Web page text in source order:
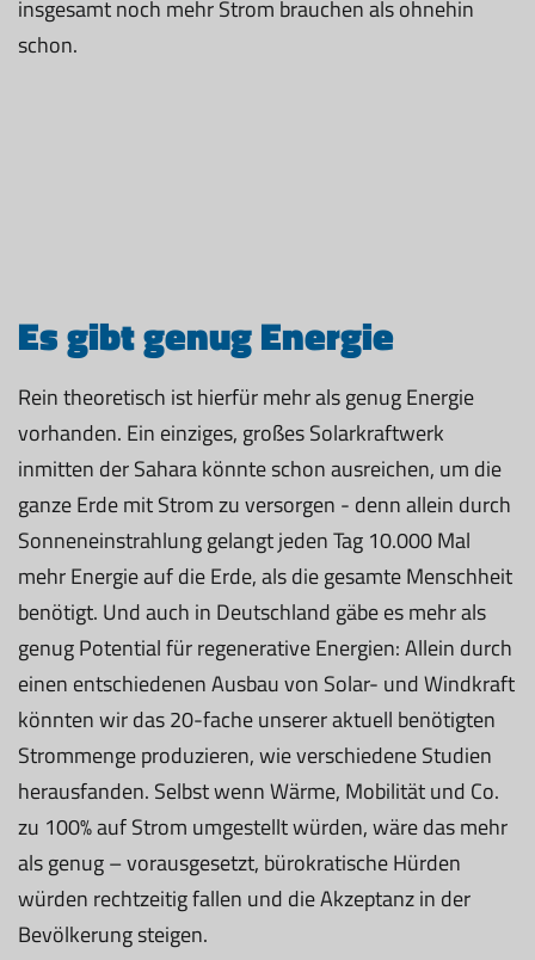
insgesamt noch mehr Strom brauchen als ohnehin
schon.
Es gibt genug Energie
Rein theoretisch ist hierfür mehr als genug Energie
vorhanden. Ein einziges, großes Solarkraftwerk
inmitten der Sahara könnte schon ausreichen, um die
ganze Erde mit Strom zu versorgen - denn allein durch
Sonneneinstrahlung gelangt jeden Tag 10.000 Mal
mehr Energie auf die Erde, als die gesamte Menschheit
benötigt. Und auch in Deutschland gäbe es mehr als
genug Potential für regenerative Energien: Allein durch
einen entschiedenen Ausbau von Solar- und Windkraft
könnten wir das 20-fache unserer aktuell benötigten
Strommenge produzieren, wie verschiedene Studien
herausfanden. Selbst wenn Wärme, Mobilität und Co.
zu 100% auf Strom umgestellt würden, wäre das mehr
als genug – vorausgesetzt, bürokratische Hürden
würden rechtzeitig fallen und die Akzeptanz in der
Bevölkerung steigen.